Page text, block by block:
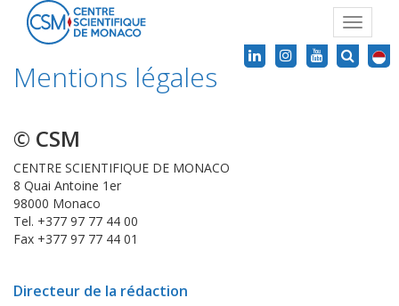
Toggle
Mentions légales
© CSM
CENTRE SCIENTIFIQUE DE MONACO
8 Quai Antoine 1er
98000 Monaco
Tel. +377 97 77 44 00
Fax +377 97 77 44 01
Directeur de la rédaction